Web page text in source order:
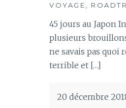
VOYAGE,
45 jours au Japon
plusieurs
ne savais pas quoi
terrible et […]
20 décembre